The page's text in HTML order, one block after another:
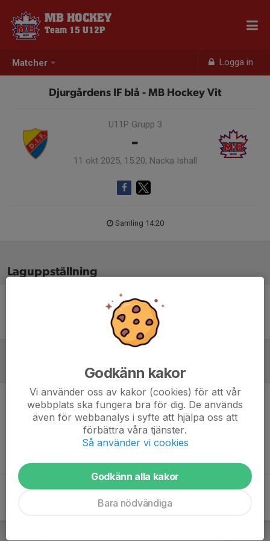
Matcher Logga in
MB HOCKEY
Team 15 U12P
Djurgårdens IF blå - MB Hockey Vit
U11P Grupp 3
-
11 okt 2025, 15:20, Nacka Ishall
Samling 14:20
Laguppställning
Ingen uppställning ifylld
Inget referat skrivet
Godkänn kakor
Vi använder oss av kakor (cookies) för att vår
webbplats ska fungera bra för dig. De används
även för webbanalys i syfte att hjälpa oss att
förbättra våra tjänster.
Så använder vi cookies
Godkänn alla kakor
Bara nödvändiga